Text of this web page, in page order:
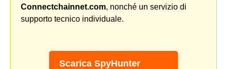
Connectchainnet.com, nonché un servizio di
supporto tecnico individuale.
Scarica SpyHunter